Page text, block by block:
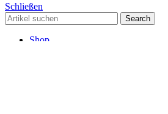
Schließen
Search
Shop